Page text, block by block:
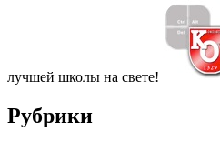
лучшей школы на свете!
Рубрики